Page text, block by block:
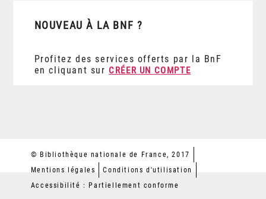
NOUVEAU À LA BNF ?
Profitez des services offerts par la BnF
en cliquant sur CRÉER UN COMPTE
© Bibliothèque nationale de France, 2017
Mentions légales
Conditions d'utilisation
Accessibilité : Partiellement conforme